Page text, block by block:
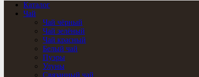
Каталог
Чай
Чай чёрный
Чай зелёный
Чай красный
Белый чай
Пуэры
Улуны
Связанный чай